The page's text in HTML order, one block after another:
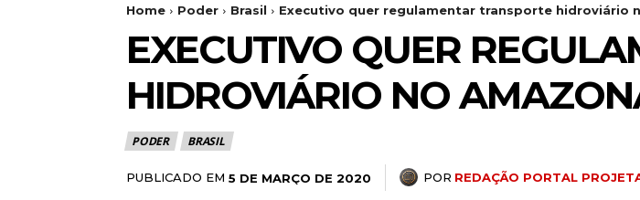
Home Poder Brasil Executivo quer regulamentar transporte hidroviário
EXECUTIVO QUER
HIDROVIÁRIO NO
PODER BRASIL
PUBLICADO EM 5 DE MARÇO DE 2020 POR REDAÇÃO PORTAL